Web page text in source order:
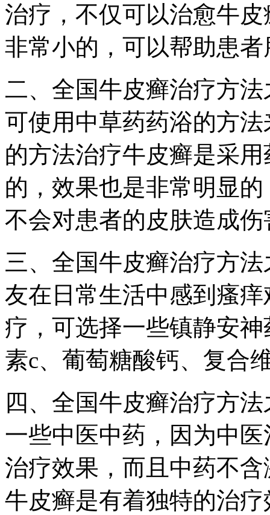
治疗，不仅可以治愈牛
非常小的，可以帮助患
二、全国牛皮癣治疗方
可使用中草药药浴的方
的方法治疗牛皮癣是采
的，效果也是非常明显
不会对患者的皮肤造成伤
三、全国牛皮癣治疗方
友在日常生活中感到瘙
疗，可选择一些镇静安
素c、葡萄糖酸钙、复合
四、全国牛皮癣治疗方
一些中医中药，因为中
治疗效果，而且中药不
牛皮癣是有着独特的治